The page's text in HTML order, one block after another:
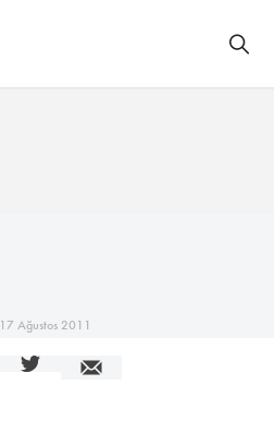
17 Ağustos 2011